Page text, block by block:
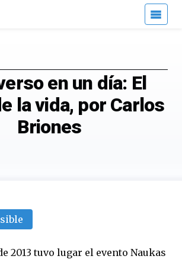
en un día: El
la vida, por Carlos
Briones
2013 tuvo lugar el evento Naukas